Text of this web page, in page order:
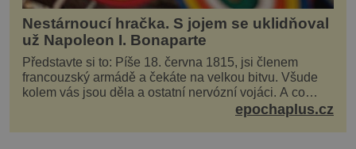
Nestárnoucí hračka. S jojem se uklidňoval
už Napoleon I. Bonaparte
Představte si to: Píše 18. června 1815, jsi členem
francouzský armádě a čekáte na velkou bitvu. Všude
kolem vás jsou děla a ostatní nervózní vojáci. A co
děláte vy? Hrajete si… s jojem! Zdá se v...epochaplus.cz